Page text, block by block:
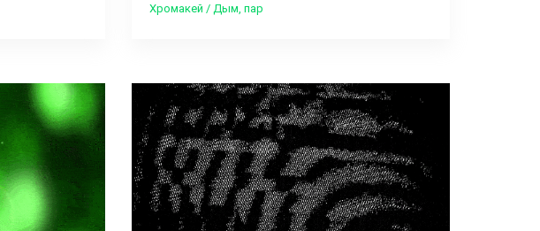
Хромакей / Дым, пар